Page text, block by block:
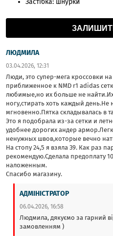
Застібка: шнурки
ЛЮДМИЛА
03.04.2026, 12:31
Люди, это супер-мега кроссовки на
приближенное к NMD r1 adidas
любимые,но их больше не
ногу,стирать хоть каждый
мгновенно.Пятка складывалась в
Это я подобрала из-за сетки и
удобнее дорогих андер
ненужных швов,которые вечно
На стопу 24,5 я взяла 39. Как раз
рекомендую.Сделала предоплату
наложенным.
Спасибо магазину.
АДМІНІСТРАТОР
06.04.2026, 16:58
Людмила, дякуємо за гарний
замовленням )